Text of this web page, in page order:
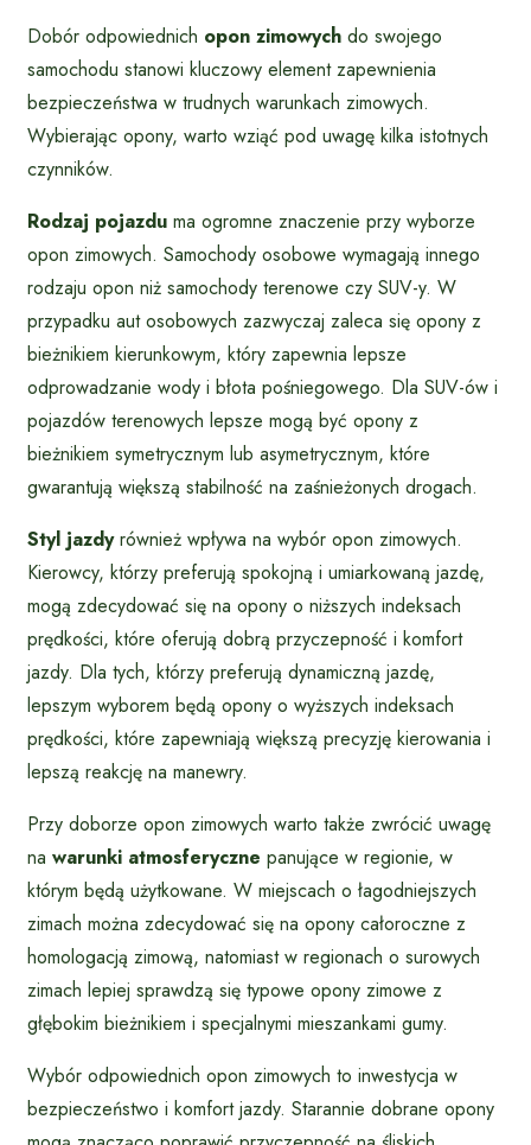
Dobór odpowiednich opon zimowych do swojego
samochodu stanowi kluczowy element zapewnienia
bezpieczeństwa w trudnych warunkach zimowych.
Wybierając opony, warto wziąć pod uwagę kilka istotnych
czynników.
Rodzaj pojazdu ma ogromne znaczenie przy wyborze
opon zimowych. Samochody osobowe wymagają innego
rodzaju opon niż samochody terenowe czy SUV-y. W
przypadku aut osobowych zazwyczaj zaleca się opony z
bieżnikiem kierunkowym, który zapewnia lepsze
odprowadzanie wody i błota pośniegowego. Dla SUV-ów i
pojazdów terenowych lepsze mogą być opony z
bieżnikiem symetrycznym lub asymetrycznym, które
gwarantują większą stabilność na zaśnieżonych drogach.
Styl jazdyrównież wpływa na wybór opon zimowych.
Kierowcy, którzy preferują spokojną i umiarkowaną jazdę,
mogą zdecydować się na opony o niższych indeksach
prędkości, które oferują dobrą przyczepność i komfort
jazdy. Dla tych, którzy preferują dynamiczną jazdę,
lepszym wyborem będą opony o wyższych indeksach
prędkości, które zapewniają większą precyzję kierowania i
lepszą reakcję na manewry.
Przy doborze opon zimowych warto także zwrócić uwagę
na warunki atmosferyczne panujące w regionie, w
którym będą użytkowane. W miejscach o łagodniejszych
zimach można zdecydować się na opony całoroczne z
homologacją zimową, natomiast w regionach o surowych
zimach lepiej sprawdzą się typowe opony zimowe z
głębokim bieżnikiem i specjalnymi mieszankami gumy.
Wybór odpowiednich opon zimowych to inwestycja w
bezpieczeństwo i komfort jazdy. Starannie dobrane opony